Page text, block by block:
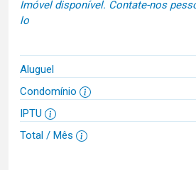
Imóvel disponível. Contate-nos
lo
Aluguel
Condomínio
IPTU
Total / Mês